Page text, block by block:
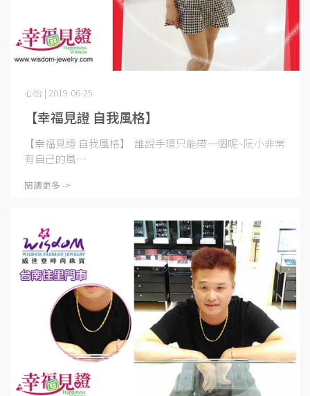
【幸福見證 自我風格】
心怡 | 2019-06-25
【幸福見證 自我風格】 誰說手環只能帶一個呢~阮小非常
有自己的風⋯
閱讀更多 ->